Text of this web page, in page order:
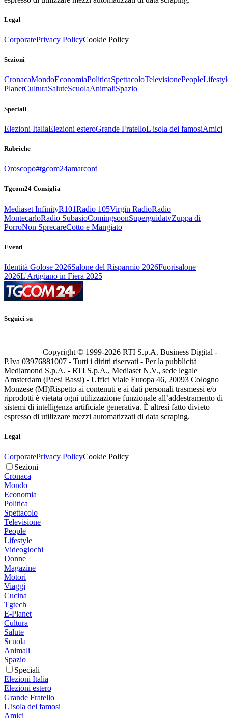
Legal
CorporatePrivacy PolicyCookie Policy
Sezioni
CronacaMondoEconomiaPoliticaSpettacoloTelevisionePeople
PlanetCulturaSaluteScuolaAnimaliSpazio
Speciali
Elezioni ItaliaElezioni esteroGrande FratelloL'isola dei famosiAmici
Rubriche
Oroscopo#tgcom24amarcord
Tgcom24 Consiglia
Mediaset InfinityR101Radio 105Virgin RadioRadio
MontecarloRadio SubasioComingsoonSuperguidatvZuppa di
PorroNon SprecareCotto e Mangiato
Eventi
Identità Golose 2026Salone del Risparmio 2026Fuorisalone
2026L'Artigiano in Fiera 2025
Seguici su
Copyright © 1999-2026 RTI S.p.A. Business Digital -
P.Iva 03976881007 - Tutti i diritti riservati - Per la pubblicità
Mediamond S.p.A. - RTI S.p.A., Mediaset N.V., sede legale
Amsterdam (Paesi Bassi) - Uffici Viale Europa 46, 20093 Cologno
Monzese (MI)Rispetto ai contenuti e ai dati personali trasmessi e/o
riprodotti è vietata ogni utilizzazione funzionale all’addestramento di
sistemi di intelligenza artificiale generativa. È altresì fatto divieto
espresso di utilizzare mezzi automatizzati di data scraping.
Legal
CorporatePrivacy PolicyCookie Policy
Sezioni
Cronaca
Mondo
Economia
Politica
Spettacolo
Televisione
People
Lifestyle
Videogiochi
Donne
Magazine
Motori
Viaggi
Cucina
Tgtech
E-Planet
Cultura
Salute
Scuola
Animali
Spazio
Speciali
Elezioni Italia
Elezioni estero
Grande Fratello
L'isola dei famosi
Amici